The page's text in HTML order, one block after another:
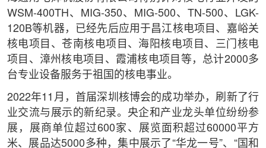
WSM-400TH、MIG-350、MIG-500、TN-500、LGK-
120B等机器，已经先后应用于昌江核电项目、嘉峪关
核电项目、苍南核电项目、海阳核电项目、三门核电
项目、漳州核电项目、霞浦核电项目等，总计2000多
台专业设备服务于祖国的核电事业。
2022年11月，首届深圳核博会的成功举办，刷新了行
业交流与展示的新纪录。央企和产业龙头单位纷纷参
展，展商单位超过600家、展览面积超过60000平方
米、展品达5000多种，集中展示了“华龙一号”、“国和